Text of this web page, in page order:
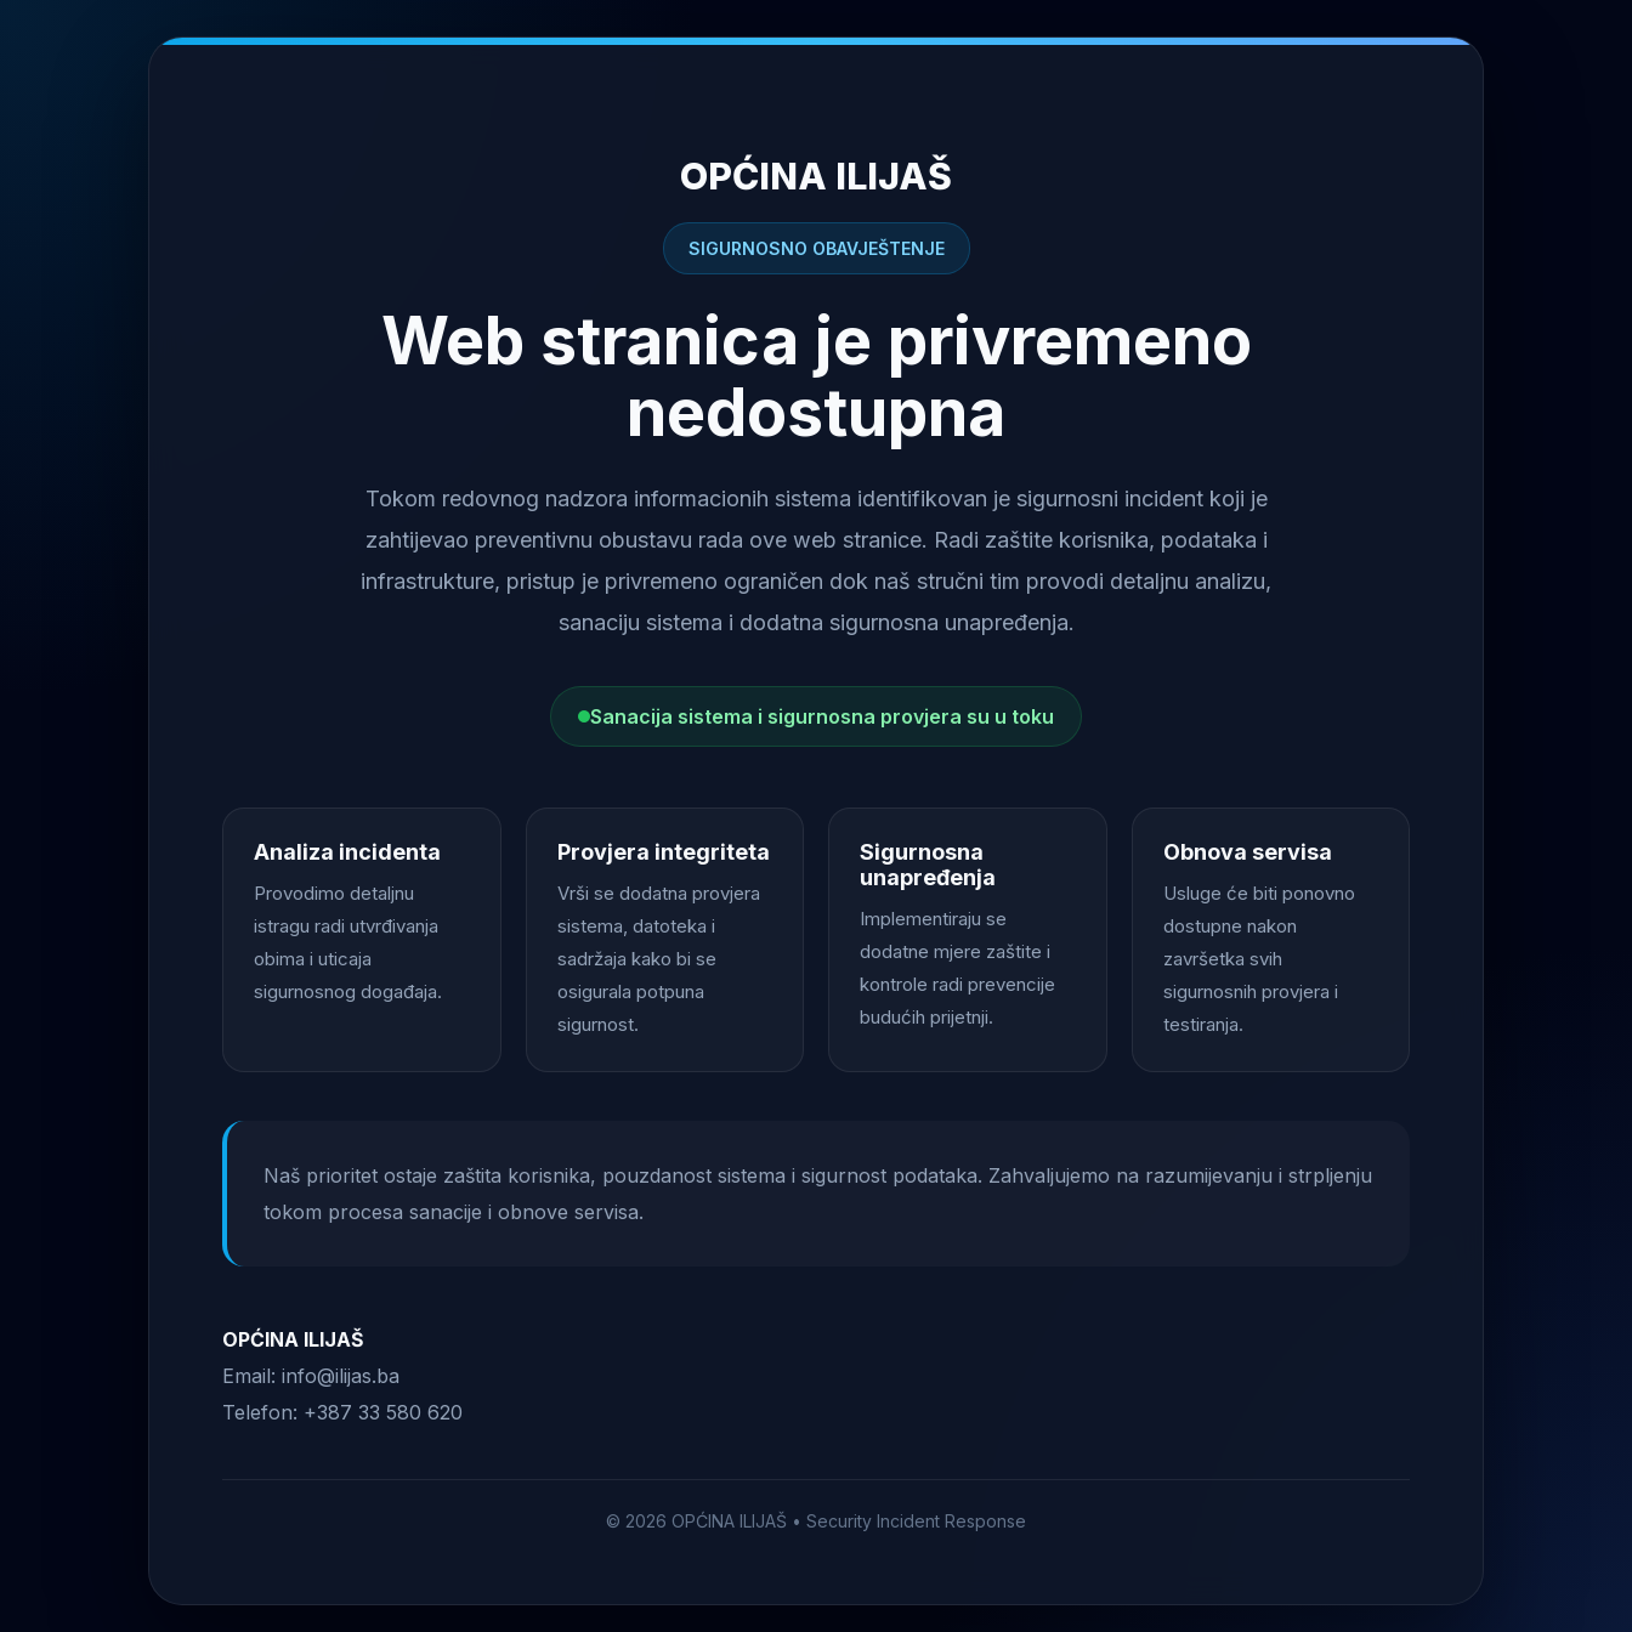
OPĆINA ILIJAŠ
SIGURNOSNO OBAVJEŠTENJE
Web stranica je privremeno
nedostupna
Tokom redovnog nadzora informacionih sistema identifikovan je sigurnosni incident koji je
zahtijevao preventivnu obustavu rada ove web stranice. Radi zaštite korisnika, podataka i
infrastrukture, pristup je privremeno ograničen dok naš stručni tim provodi detaljnu analizu,
sanaciju sistema i dodatna sigurnosna unapređenja.
Sanacija sistema i sigurnosna provjera su u toku
Analiza incidenta
Provodimo detaljnu
istragu radi utvrđivanja
obima i uticaja
sigurnosnog događaja.
Provjera integriteta
Vrši se dodatna provjera
sistema, datoteka i
sadržaja kako bi se
osigurala potpuna
sigurnost.
Sigurnosna
unapređenja
Implementiraju se
dodatne mjere zaštite i
kontrole radi prevencije
budućih prijetnji.
Obnova servisa
Usluge će biti ponovno
dostupne nakon
završetka svih
sigurnosnih provjera i
testiranja.
Naš prioritet ostaje zaštita korisnika, pouzdanost sistema i sigurnost podataka. Zahvaljujemo na razumijevanju i strpljenju
tokom procesa sanacije i obnove servisa.
OPĆINA ILIJAŠ
Email: info@ilijas.ba
Telefon: +387 33 580 620
© 2026 OPĆINA ILIJAŠ • Security Incident Response